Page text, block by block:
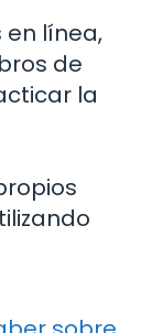
en línea,
de
la